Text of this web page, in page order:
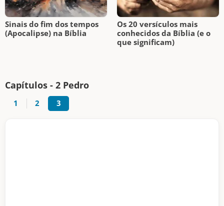
Sinais do fim dos tempos
(Apocalipse) na Bíblia
Os 20 versículos mais
conhecidos da Bíblia (e o
que significam)
Capítulos - 2 Pedro
1 2 3